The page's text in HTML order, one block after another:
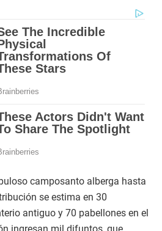
camposanto alberga hasta
se estima en 30
antiguo y 70 pabellones en el